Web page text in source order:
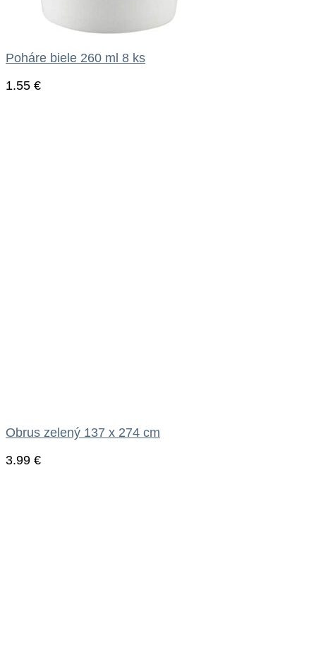
Poháre biele 260 ml 8 ks
1.55 €
Obrus zelený 137 x 274 cm
3.99 €